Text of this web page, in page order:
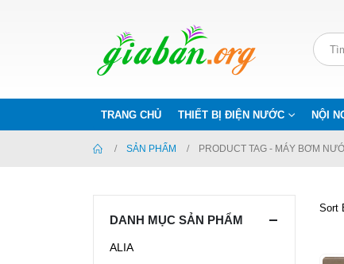
TRANG CHỦ THIẾT BỊ ĐIỆN NƯỚC NỘI
SẢN PHẨM PRODUCT TAG - MÁY BƠM
Sort
DANH MỤC SẢN PHẨM
ALIA